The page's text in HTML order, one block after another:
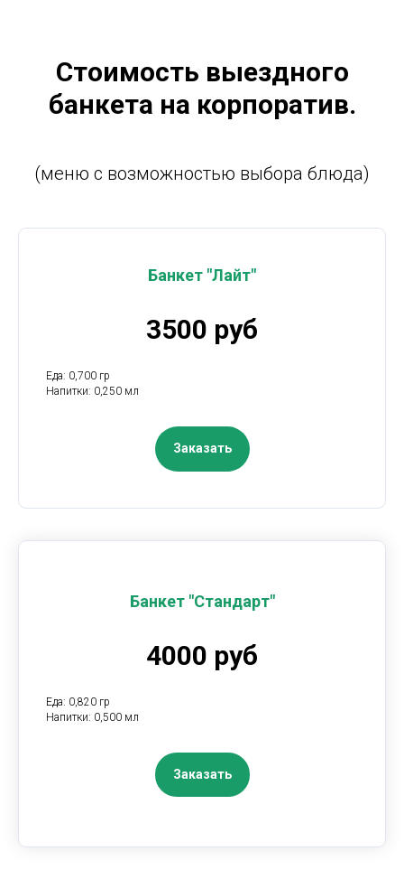
Стоимость выездного
банкета на корпоратив.
(меню с возможностью выбора блюда)
Банкет "Лайт"
3500 руб
Еда: 0,700 гр
Напитки: 0,250 мл
Заказать
Банкет "Стандарт"
4000 руб
Еда: 0,820 гр
Напитки: 0,500 мл
Заказать